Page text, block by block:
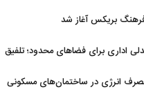
بریکس آغاز شد
اداری برای فضاهای محدود؛ تلفیق
انرژی در ساختمان‌های مسکونی